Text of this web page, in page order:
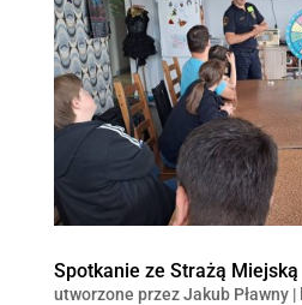
Spotkanie ze Strażą Miejską
utworzone przezJakub Pławny|